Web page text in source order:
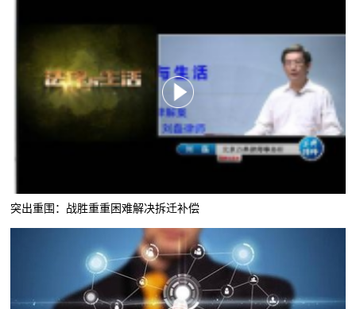
突出重围：战胜重重困难解决拆迁补偿